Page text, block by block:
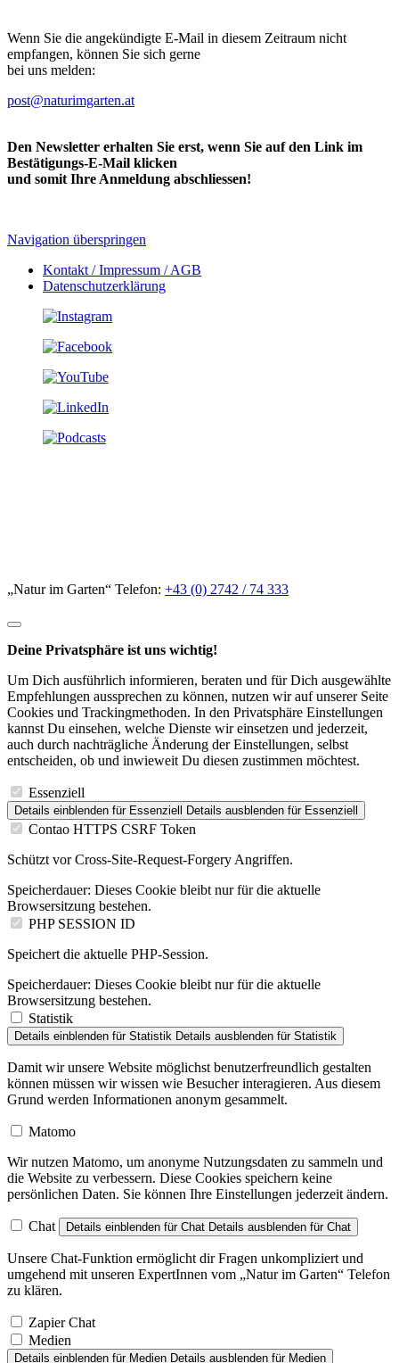
Wenn Sie die angekündigte E-Mail in diesem Zeitraum nicht
empfangen, können Sie sich gerne
bei uns melden:
post@naturimgarten.at
Den Newsletter erhalten Sie erst, wenn Sie auf den Link im
Bestätigungs-E-Mail klicken
und somit Ihre Anmeldung abschliessen!
Navigation überspringen
Kontakt / Impressum / AGB
Datenschutzerklärung
„Natur im Garten“ Telefon: +43 (0) 2742 / 74 333
Deine Privatsphäre ist uns wichtig!
Um Dich ausführlich informieren, beraten und für Dich ausgewählte
Empfehlungen aussprechen zu können, nutzen wir auf unserer Seite
Cookies und Trackingmethoden. In den Privatsphäre Einstellungen
kannst Du einsehen, welche Dienste wir einsetzen und jederzeit,
auch durch nachträgliche Änderung der Einstellungen, selbst
entscheiden, ob und inwieweit Du diesen zustimmen möchtest.
Essenziell
Details einblenden für Essenziell Details ausblenden für Essenziell
Contao HTTPS CSRF Token
Schützt vor Cross-Site-Request-Forgery Angriffen.
Speicherdauer: Dieses Cookie bleibt nur für die aktuelle
Browsersitzung bestehen.
PHP SESSION ID
Speichert die aktuelle PHP-Session.
Speicherdauer: Dieses Cookie bleibt nur für die aktuelle
Browsersitzung bestehen.
Statistik
Details einblenden für Statistik Details ausblenden für Statistik
Damit wir unsere Website möglichst benutzerfreundlich gestalten
können müssen wir wissen wie Besucher interagieren. Aus diesem
Grund werden Informationen anonym gesammelt.
Matomo
Wir nutzen Matomo, um anonyme Nutzungsdaten zu sammeln und
die Website zu verbessern. Diese Cookies speichern keine
persönlichen Daten. Sie können Ihre Einstellungen jederzeit ändern.
Chat Details einblenden für Chat Details ausblenden für Chat
Unsere Chat-Funktion ermöglicht dir Fragen unkompliziert und
umgehend mit unseren ExpertInnen vom „Natur im Garten“ Telefon
zu klären.
Zapier Chat
Medien
Details einblenden für Medien Details ausblenden für Medien